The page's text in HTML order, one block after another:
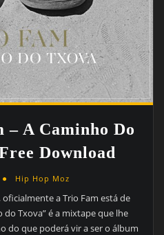
– A Caminho Do
Download
Hip Hop Moz
oficialmente a Trio Fam está de
do Txova” é a mixtape que lhe
do que poderá vir a ser o álbum